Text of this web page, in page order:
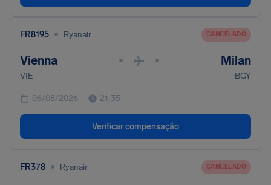
FR8195 • Ryanair CANCELADO
Vienna • • Milan
VIE BGY
06/08/2026 21:35
Verificar compensação
FR378 • Ryanair CANCELADO